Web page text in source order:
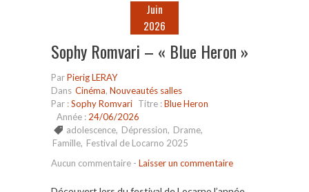
Juin
2026
Sophy Romvari – « Blue Heron »
ParPierig LERAY
Dans Cinéma, Nouveautés salles
Par :Sophy Romvari Titre :Blue Heron
Année : 24/06/2026
adolescence, Dépression, Drame,
Famille, Festival de Locarno 2025
Aucun commentaire - Laisser un commentaire